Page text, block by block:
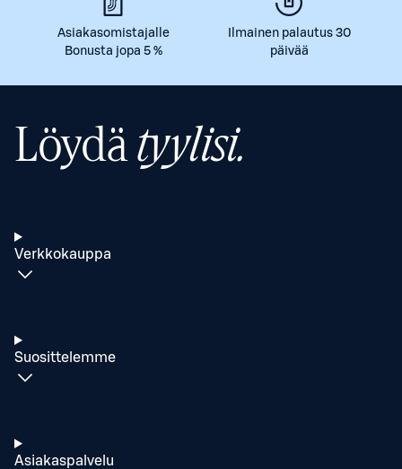
Asiakasomistajalle
Bonusta jopa 5 %
Ilmainen palautus 30
päivää
Löydätyylisi.
Verkkokauppa
Suosittelemme
Asiakaspalvelu